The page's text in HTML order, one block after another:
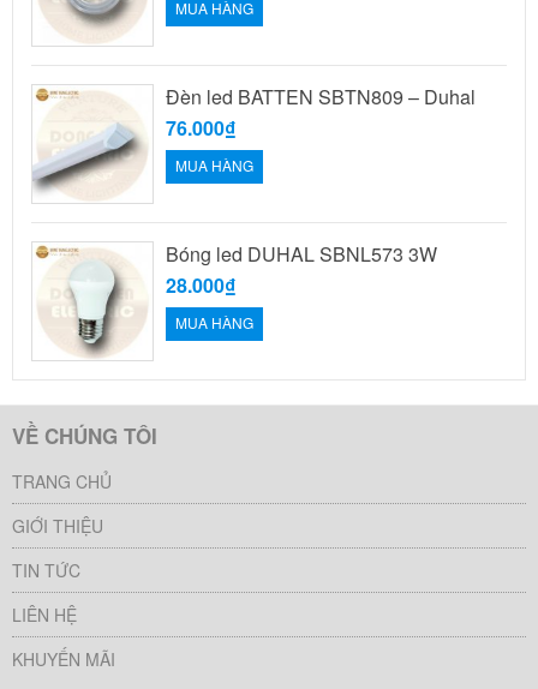
MUA HÀNG
Đèn led BATTEN SBTN809 – Duhal
76.000₫
MUA HÀNG
Bóng led DUHAL SBNL573 3W
28.000₫
MUA HÀNG
VỀ CHÚNG TÔI
TRANG CHỦ
GIỚI THIỆU
TIN TỨC
LIÊN HỆ
KHUYẾN MÃI